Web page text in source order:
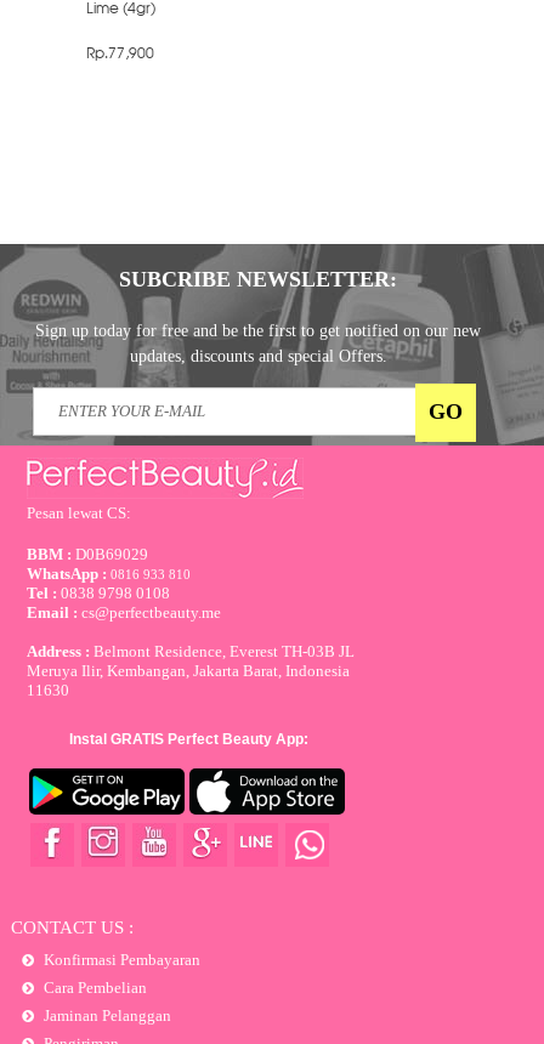
Lime (4gr)
Rp.77,900
SUBCRIBE NEWSLETTER:
Sign up today for free and be the first to get notified on our new
updates, discounts and special Offers.
Pesan lewat CS:
BBM : D0B69029
WhatsApp :0816 933 810
Tel :0838 9798 0108
Email :cs@perfectbeauty.me
Address : Belmont Residence, Everest TH-03B JL
Meruya Ilir, Kembangan, Jakarta Barat, Indonesia
11630
Instal GRATIS Perfect Beauty App:
CONTACT US :
Konfirmasi Pembayaran
Cara Pembelian
Jaminan Pelanggan